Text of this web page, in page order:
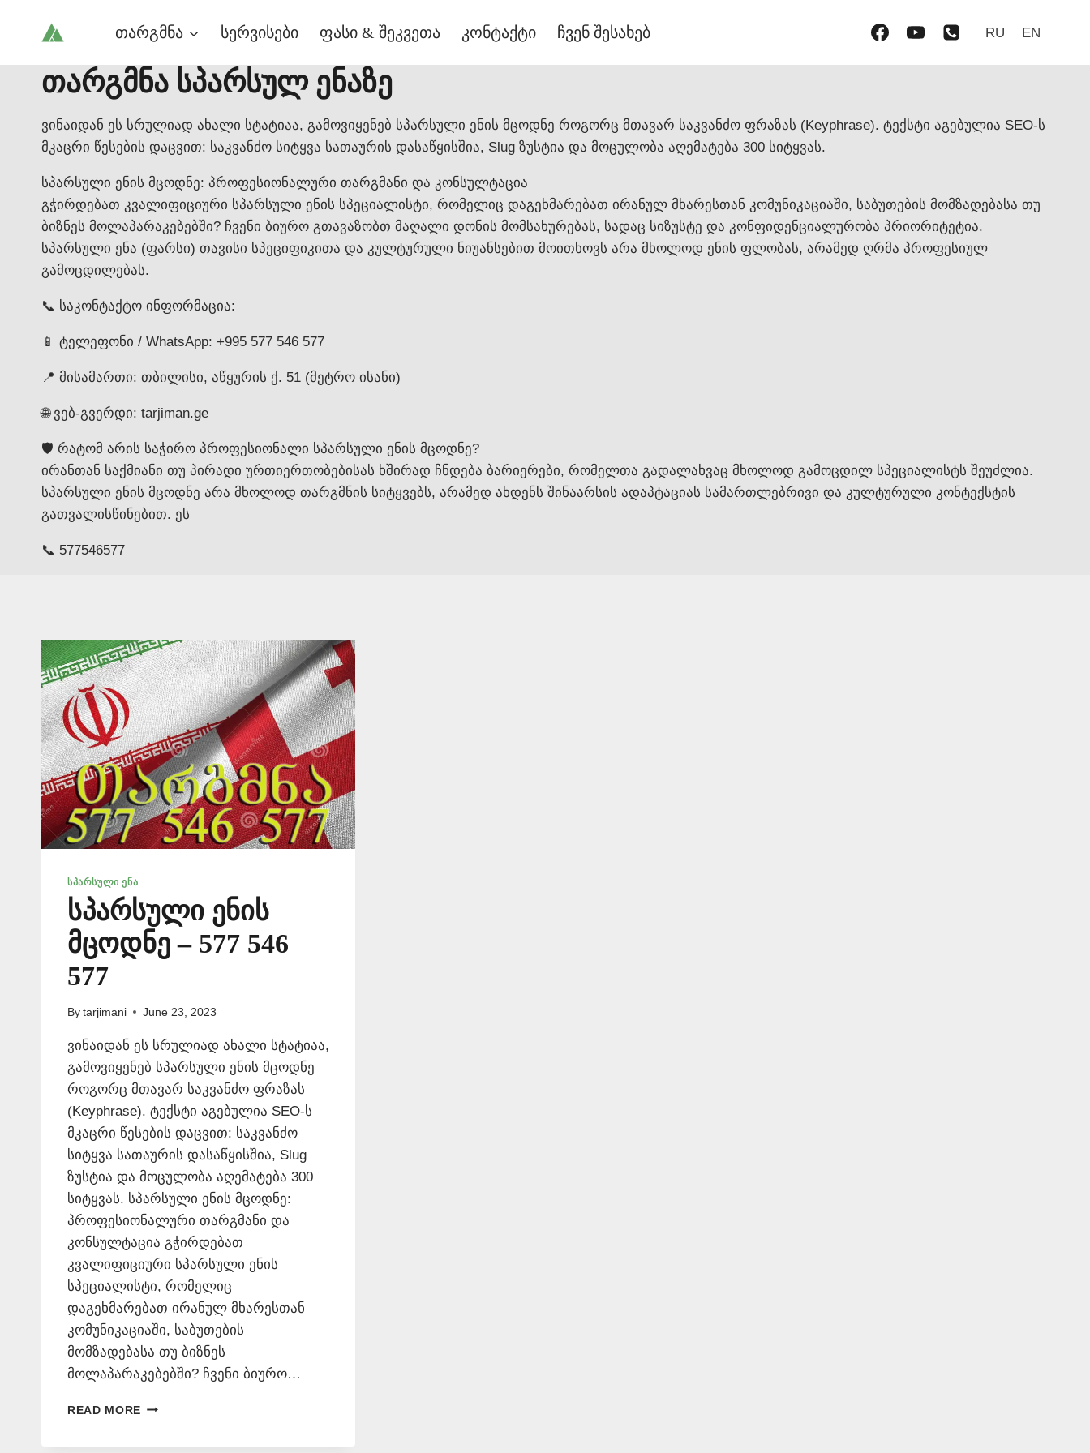
თარგმნა სერვისები ფასი & შეკვეთა კონტაქტი ჩვენ შესახებ RU EN
თარგმნა სპარსულ ენაზე
ვინაიდან ეს სრულიად ახალი სტატიაა, გამოვიყენებ სპარსული ენის მცოდნე როგორც მთავარ საკვანძო ფრაზას (Keyphrase). ტექსტი აგებულია SEO-ს
მკაცრი წესების დაცვით: საკვანძო სიტყვა სათაურის დასაწყისშია, Slug ზუსტია და მოცულობა აღემატება 300 სიტყვას.
სპარსული ენის მცოდნე: პროფესიონალური თარგმანი და კონსულტაცია
გჭირდებათ კვალიფიციური სპარსული ენის სპეციალისტი, რომელიც დაგეხმარებათ ირანულ მხარესთან კომუნიკაციაში, საბუთების მომზადებასა თუ
ბიზნეს მოლაპარაკებებში? ჩვენი ბიურო გთავაზობთ მაღალი დონის მომსახურებას, სადაც სიზუსტე და კონფიდენციალურობა პრიორიტეტია.
სპარსული ენა (ფარსი) თავისი სპეციფიკითა და კულტურული ნიუანსებით მოითხოვს არა მხოლოდ ენის ფლობას, არამედ ღრმა პროფესიულ
გამოცდილებას.
📞 საკონტაქტო ინფორმაცია:
📱 ტელეფონი / WhatsApp: +995 577 546 577
📍 მისამართი: თბილისი, აწყურის ქ. 51 (მეტრო ისანი)
🌐 ვებ-გვერდი: tarjiman.ge
🛡️ რატომ არის საჭირო პროფესიონალი სპარსული ენის მცოდნე?
ირანთან საქმიანი თუ პირადი ურთიერთობებისას ხშირად ჩნდება ბარიერები, რომელთა გადალახვაც მხოლოდ გამოცდილ სპეციალისტს შეუძლია.
სპარსული ენის მცოდნე არა მხოლოდ თარგმნის სიტყვებს, არამედ ახდენს შინაარსის ადაპტაციას სამართლებრივი და კულტურული კონტექსტის
გათვალისწინებით. ეს
📞 577546577
ᲡᲞᲐᲠᲡᲣᲚᲘ ᲔᲜᲐ
სპარსული ენის
მცოდნე – 577 546
577
By tarjimani June 23, 2023
ვინაიდან ეს სრულიად ახალი სტატიაა,
გამოვიყენებ სპარსული ენის მცოდნე
როგორც მთავარ საკვანძო ფრაზას
(Keyphrase). ტექსტი აგებულია SEO-ს
მკაცრი წესების დაცვით: საკვანძო
სიტყვა სათაურის დასაწყისშია, Slug
ზუსტია და მოცულობა აღემატება 300
სიტყვას. სპარსული ენის მცოდნე:
პროფესიონალური თარგმანი და
კონსულტაცია გჭირდებათ
კვალიფიციური სპარსული ენის
სპეციალისტი, რომელიც
დაგეხმარებათ ირანულ მხარესთან
კომუნიკაციაში, საბუთების
მომზადებასა თუ ბიზნეს
მოლაპარაკებებში? ჩვენი ბიურო…
READ MORE ᲡᲞᲐᲠᲡᲣᲚᲘ